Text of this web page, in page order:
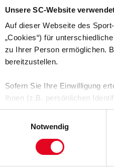
Unsere SC-Website
Auf dieser Webseite des
„Cookies“) für
zu Ihrer Person ermöglichen.
bereitzustellen.
Sofern Sie Ihre Einwilligung
Ihnen (z.B. persönlichen
zulassen“-Button stimmen
personenbezogenen Daten
Soweit Sie „Notwendige
Notwendig
Schiedsrichter Timo
Werder seine zweite gute
um zwei Meter verfehlte. Es
annahm und immer wieder
Strafraum bekam, diesen
Halbzeit, als Höler für Grifo
mit großer
Situationen aus Sicht der
die aktivere Mannschaft.
folgte in der 55. Minute kurzes
viel Platz, legte in die Mitte auf